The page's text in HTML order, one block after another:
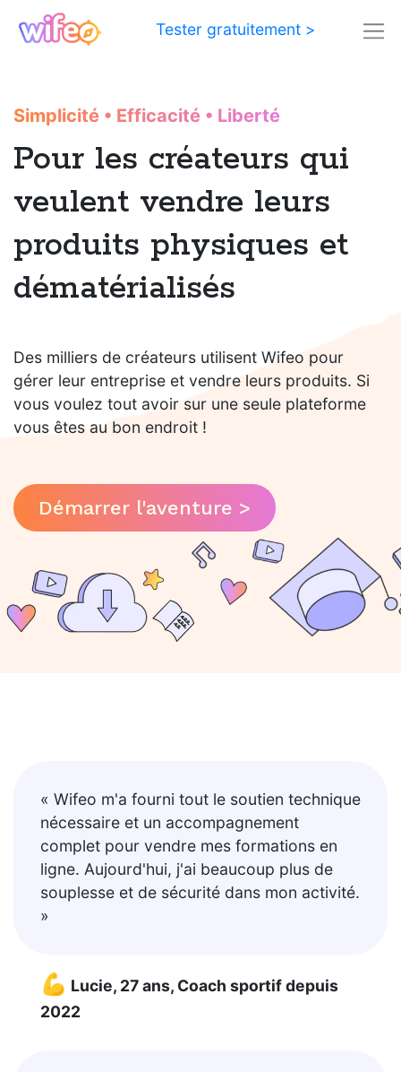
Tester gratuitement >
Simplicité • Efficacité • Liberté
Pour les créateurs qui
veulent vendre leurs
produits physiques et
dématérialisés
Des milliers de créateurs utilisent Wifeo pour
gérer leur entreprise et vendre leurs produits. Si
vous voulez tout avoir sur une seule plateforme
vous êtes au bon endroit !
Démarrer l'aventure >
« Wifeo m'a fourni tout le soutien technique
nécessaire et un accompagnement
complet pour vendre mes formations en
ligne. Aujourd'hui, j'ai beaucoup plus de
souplesse et de sécurité dans mon activité.
»
💪 Lucie, 27 ans, Coach sportif depuis
2022